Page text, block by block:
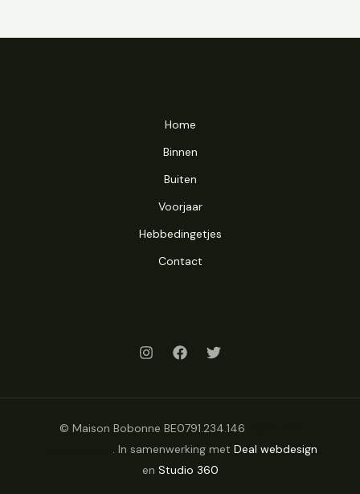
Home
Binnen
Buiten
Voorjaar
Hebbedingetjes
Contact
© Maison Bobonne BE0791.234.146
. In samenwerking met Deal webdesign
en Studio 360